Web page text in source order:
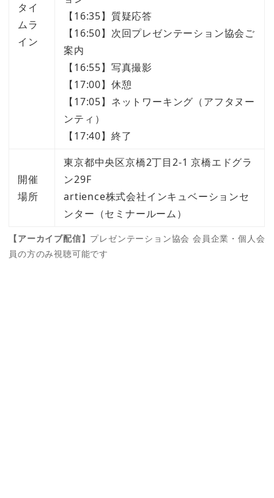
タイ
ムラ
イン
【16:35】質疑応答
【16:50】次回プレゼンテーション協会ご
案内
【16:55】写真撮影
【17:00】休憩
【17:05】ネットワーキング（アフタヌー
ンティ）
【17:40】終了
開催
場所
東京都中央区京橋2丁目2-1 京橋エドグラ
ン29F
artience株式会社インキュベーションセ
ンター（セミナールーム）
【アーカイブ配信】 プレゼンテーション協会 会員企業・個人会
員の方のみ視聴可能です